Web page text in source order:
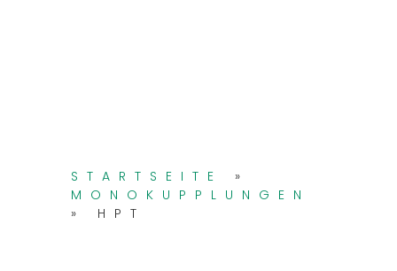
STARTSEITE
»
MONOKUPPLUNGEN
» HPT